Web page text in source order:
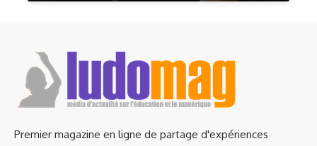
Premier magazine en ligne de partage d'expériences